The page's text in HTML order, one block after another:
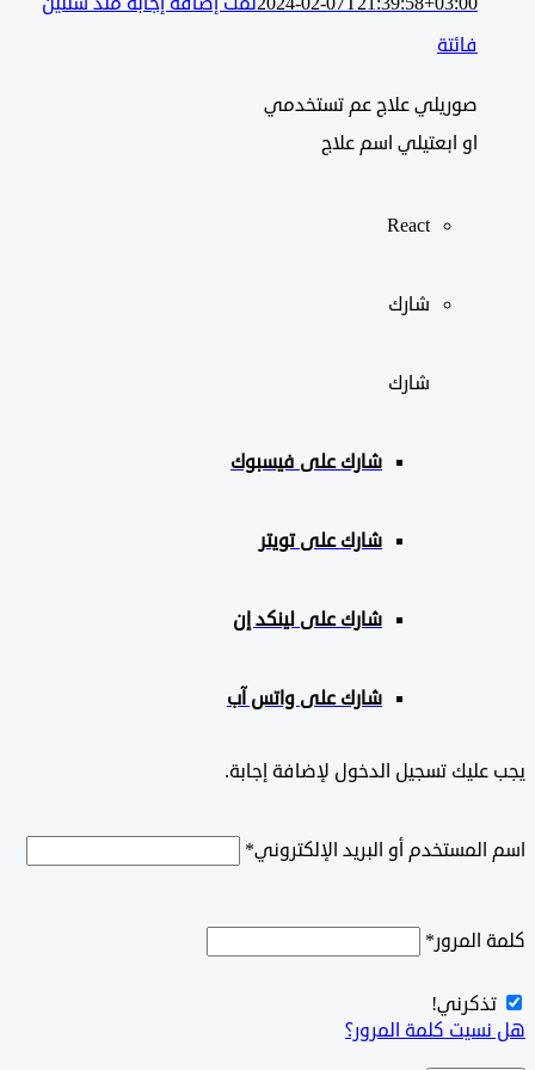
صوريلي علاج عم تستخدمي
او ابعتيلي اسم علاج
React
شارك
شارك علىفيسبوك
شارك على تويتر
شارك على لينكد إن
شارك على واتس آب
تسجيل الدخول لإضافة إجابة.
أو البريد الإلكتروني*
*
كلمة المرور؟